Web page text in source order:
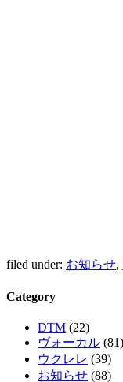
filed under: お知らせ,
Category
DTM (22)
ヴォーカル (81)
ウクレレ (39)
お知らせ (88)